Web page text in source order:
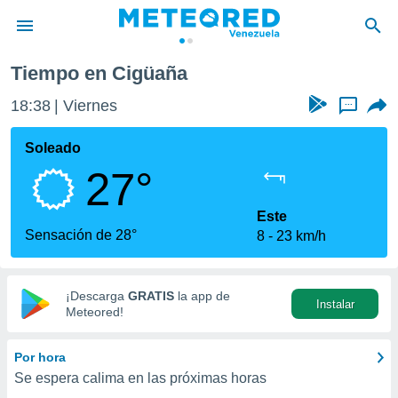
de
ha
calidad.
a este
las
y
digital
basada
Tiempo en Cigüaña
18:38 Viernes ...
Soleado
27°
Sensación de 28°
Este
8
23 km/h
¡Descarga GRATIS la app de
Meteored!
Instalar
Por hora
Se espera calima en las próximas horas